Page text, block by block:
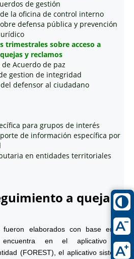
de gestión
la oficina de control interno
defensa pública y prevención
trimestrales sobre acceso a
y reclamos
Acuerdo de paz
gestion de integridad
defensor al ciudadano
para grupos de interés
de información específica por
en entidades territoriales
a quejas
fueron elaborados con base en la
en el aplicativo de
(FOREST), el aplicativo sistema